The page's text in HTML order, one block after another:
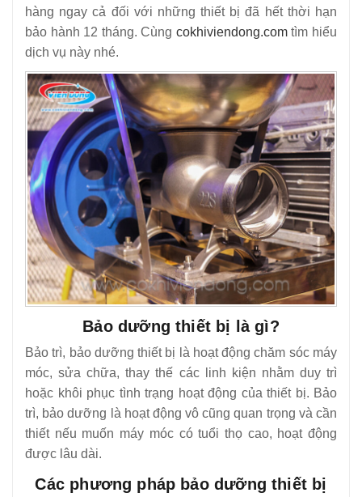
hàng ngay cả đối với những thiết bị đã hết thời hạn
bảo hành 12 tháng. Cùng cokhiviendong.comtìm hiểu
dịch vụ này nhé.
Bảo dưỡng thiết bị là gì?
Bảo trì, bảo dưỡng thiết bị là hoạt động chăm sóc máy
móc, sửa chữa, thay thế các linh kiện nhằm duy trì
hoặc khôi phục tình trạng hoạt động của thiết bị. Bảo
trì, bảo dưỡng là hoạt động vô cũng quan trọng và cần
thiết nếu muốn máy móc có tuổi thọ cao, hoạt động
được lâu dài.
Các phương pháp bảo dưỡng thiết bị